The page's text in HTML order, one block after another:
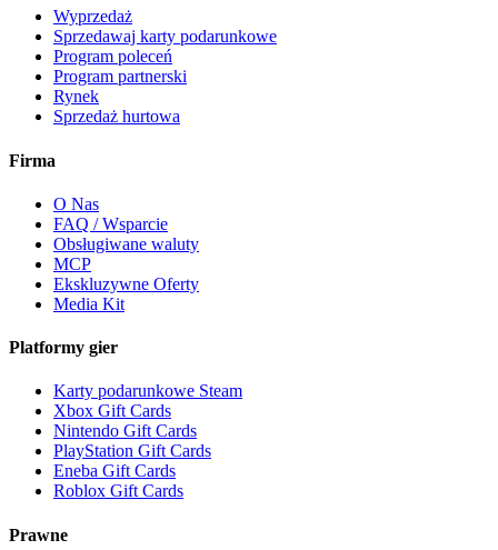
Wyprzedaż
Sprzedawaj karty podarunkowe
Program poleceń
Program partnerski
Rynek
Sprzedaż hurtowa
Firma
O Nas
FAQ / Wsparcie
Obsługiwane waluty
MCP
Ekskluzywne Oferty
Media Kit
Platformy gier
Karty podarunkowe Steam
Xbox Gift Cards
Nintendo Gift Cards
PlayStation Gift Cards
Eneba Gift Cards
Roblox Gift Cards
Prawne